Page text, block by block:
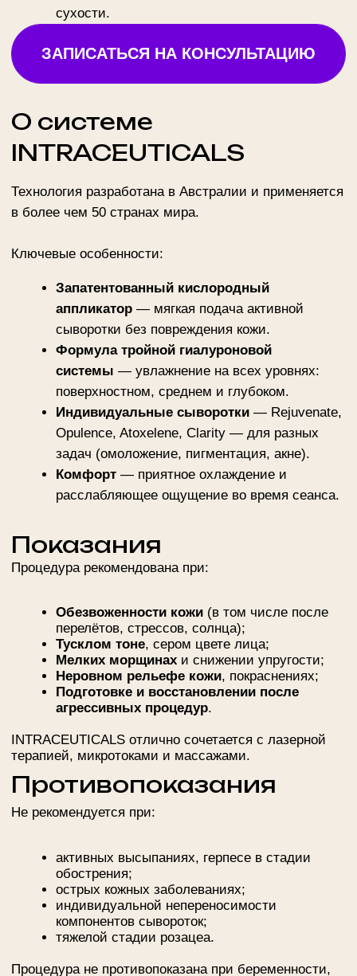
расслабляющее ощущение во время сеанса.
Показания
Процедура рекомендована при:
перелётов, стрессов, солнца);
Тусклом тоне, сером цвете лица;
Неровном рельефе кожи, покраснениях;
Подготовке и восстановлении после
INTRACEUTICALS отлично сочетается с лазерной
терапией, микротоками и массажами.
Не рекомендуется при:
обострения;
индивидуальной непереносимости
компонентов сывороток;
тяжелой стадии розацеа.
Процедура не противопоказана при беременности,
но проводится с осторожностью.
Очищение кожи
снятие загрязнений и макияжа
Выбор сыворотки
3Инфузия кислородом
нанесение сыворотки под давлением с
Завершающий уход
нанесение крема и SPF (по показаниям)
Длительность: 30–45 минут
Ощущения:прохладный поток воздуха, полное
расслабление.
Как проходит
процедура
Подготовка и уход
после процедуры
Подготовка:не требуется специальной подготовки,
достаточно чистой кожи.
Можно сразу наносить макияж.
Избегать активного солнца 24 часа.
Рекомендуется использовать увлажняющую
косметику на основе гиалуроновой кислоты.
после процедуры по желанию проводится
успокаивающая LED-терапия.